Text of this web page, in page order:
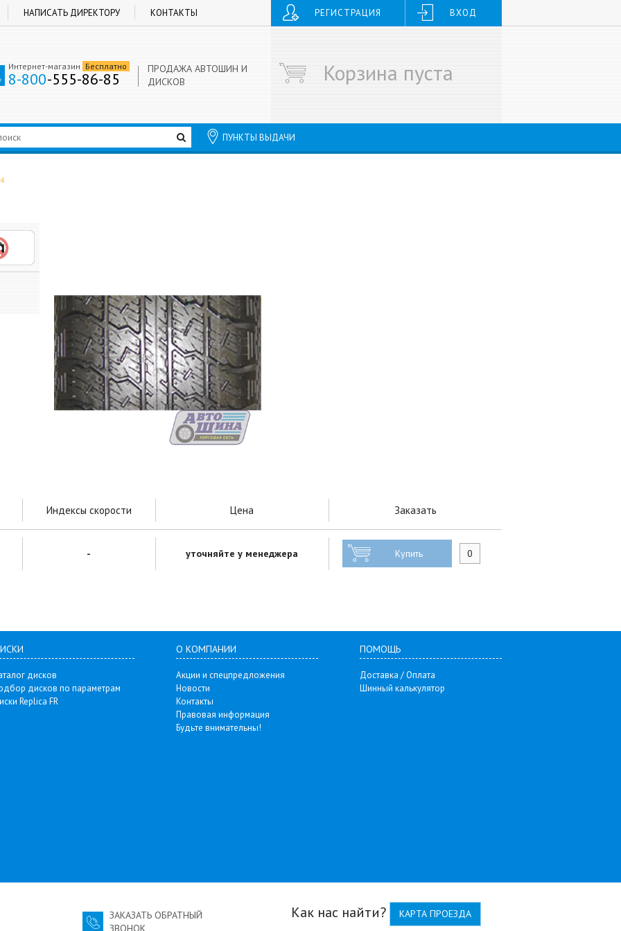
НАПИСАТЬ ДИРЕКТОРУ КОНТАКТЫ РЕГИСТРАЦИЯ ВХОД
Интернет-магазин Бесплатно
8-800-555-86-85
ПРОДАЖА АВТОШИН И
ДИСКОВ
Корзина пуста
ПУНКТЫ ВЫДАЧИ
Индексы скорости Цена Заказать
- уточняйте у менеджера Купить
дисков
дисков по параметрам
Replica FR
О КОМПАНИИ
Акции и спецпредложения
Новости
Контакты
Правовая информация
Будьте внимательны!
ПОМОЩЬ
Доставка / Оплата
Шинный калькулятор
ЗАКАЗАТЬ ОБРАТНЫЙ
ЗВОНОК
Как нас найти? КАРТА ПРОЕЗДА